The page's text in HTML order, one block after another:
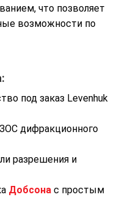
что позволяет
возможности по
под заказ Levenhuk
дифракционного
разрешения и
Добсона с простым